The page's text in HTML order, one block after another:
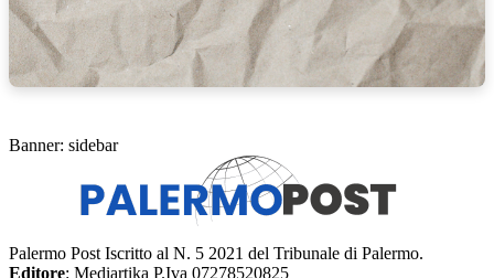
Banner: sidebar
Palermo Post Iscritto al N. 5 2021 del Tribunale di Palermo.
Editore: Mediartika P.Iva 07278520825